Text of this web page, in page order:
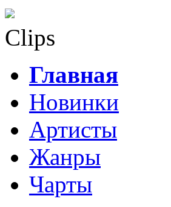
Clips
Главная
Новинки
Артисты
Жанры
Чарты